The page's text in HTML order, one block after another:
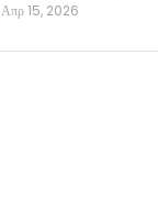
Απρ 15, 2026